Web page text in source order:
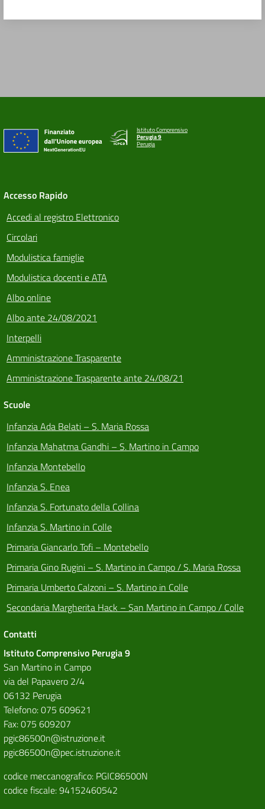
Istituto Comprensivo
Perugia 9
Perugia
Accesso Rapido
Accedi al registro Elettronico
Circolari
Modulistica famiglie
Modulistica docenti e ATA
Albo online
Albo ante 24/08/2021
Interpelli
Amministrazione Trasparente
Amministrazione Trasparente ante 24/08/21
Scuole
Infanzia Ada Belati – S. Maria Rossa
Infanzia Mahatma Gandhi – S. Martino in Campo
Infanzia Montebello
Infanzia S. Enea
Infanzia S. Fortunato della Collina
Infanzia S. Martino in Colle
Primaria Giancarlo Tofi – Montebello
Primaria Gino Rugini – S. Martino in Campo / S. Maria Rossa
Primaria Umberto Calzoni – S. Martino in Colle
Secondaria Margherita Hack – San Martino in Campo / Colle
Contatti
Istituto Comprensivo Perugia 9
San Martino in Campo
via del Papavero 2/4
06132 Perugia
Telefono: 075 609621
Fax: 075 609207
pgic86500n@istruzione.it
pgic86500n@pec.istruzione.it
codice meccanografico: PGIC86500N
codice fiscale: 94152460542